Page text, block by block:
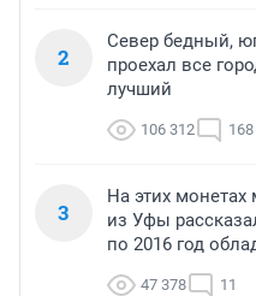
2
Север бедный,
проехал все
лучший
106 312 168
3
На этих монетах
из Уфы
по 2016 год
47 378 11